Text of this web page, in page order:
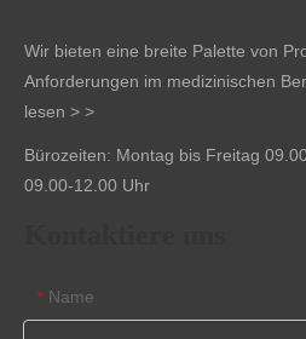
Wir bieten eine breite Palette von
Anforderungen im medizinischen
lesen > >
Bürozeiten: Montag bis Freitag
09.00-12.00 Uhr
* Name